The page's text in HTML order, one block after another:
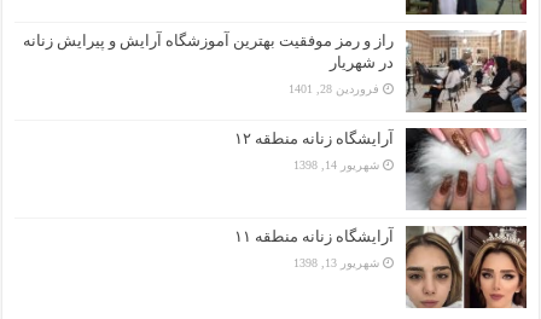
راز و رمز موفقیت بهترین آموزشگاه آرایش و پیرایش زنانه
در شهریار
فروردین 28, 1401
آرایشگاه زنانه منطقه ۱۲
شهریور 14, 1398
آرایشگاه زنانه منطقه ۱۱
شهریور 13, 1398